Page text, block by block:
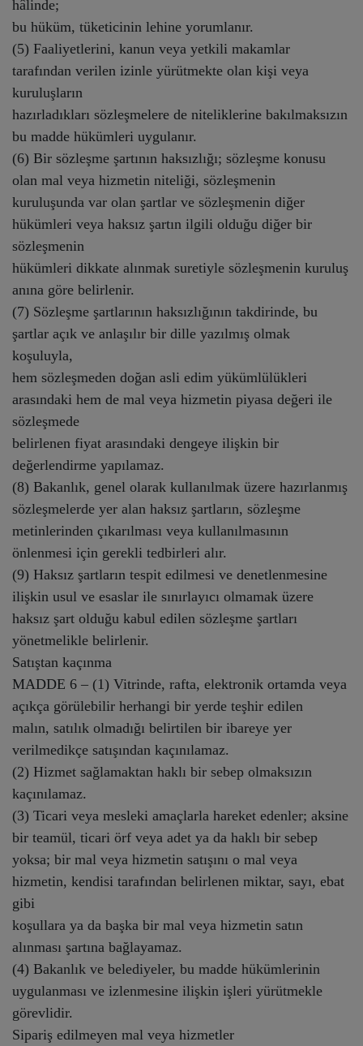
hâlinde;
bu hüküm, tüketicinin lehine yorumlanır.
(5) Faaliyetlerini, kanun veya yetkili makamlar
tarafından verilen izinle yürütmekte olan kişi veya
kuruluşların
hazırladıkları sözleşmelere de niteliklerine bakılmaksızın
bu madde hükümleri uygulanır.
(6) Bir sözleşme şartının haksızlığı; sözleşme konusu
olan mal veya hizmetin niteliği, sözleşmenin
kuruluşunda var olan şartlar ve sözleşmenin diğer
hükümleri veya haksız şartın ilgili olduğu diğer bir
sözleşmenin
hükümleri dikkate alınmak suretiyle sözleşmenin kuruluş
anına göre belirlenir.
(7) Sözleşme şartlarının haksızlığının takdirinde, bu
şartlar açık ve anlaşılır bir dille yazılmış olmak
koşuluyla,
hem sözleşmeden doğan asli edim yükümlülükleri
arasındaki hem de mal veya hizmetin piyasa değeri ile
sözleşmede
belirlenen fiyat arasındaki dengeye ilişkin bir
değerlendirme yapılamaz.
(8) Bakanlık, genel olarak kullanılmak üzere hazırlanmış
sözleşmelerde yer alan haksız şartların, sözleşme
metinlerinden çıkarılması veya kullanılmasının
önlenmesi için gerekli tedbirleri alır.
(9) Haksız şartların tespit edilmesi ve denetlenmesine
ilişkin usul ve esaslar ile sınırlayıcı olmamak üzere
haksız şart olduğu kabul edilen sözleşme şartları
yönetmelikle belirlenir.
Satıştan kaçınma
MADDE 6 – (1) Vitrinde, rafta, elektronik ortamda veya
açıkça görülebilir herhangi bir yerde teşhir edilen
malın, satılık olmadığı belirtilen bir ibareye yer
verilmedikçe satışından kaçınılamaz.
(2) Hizmet sağlamaktan haklı bir sebep olmaksızın
kaçınılamaz.
(3) Ticari veya mesleki amaçlarla hareket edenler; aksine
bir teamül, ticari örf veya adet ya da haklı bir sebep
yoksa; bir mal veya hizmetin satışını o mal veya
hizmetin, kendisi tarafından belirlenen miktar, sayı, ebat
gibi
koşullara ya da başka bir mal veya hizmetin satın
alınması şartına bağlayamaz.
(4) Bakanlık ve belediyeler, bu madde hükümlerinin
uygulanması ve izlenmesine ilişkin işleri yürütmekle
görevlidir.
Sipariş edilmeyen mal veya hizmetler